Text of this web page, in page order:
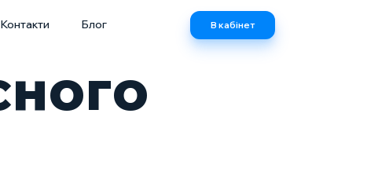
Контакти Блог В кабінет